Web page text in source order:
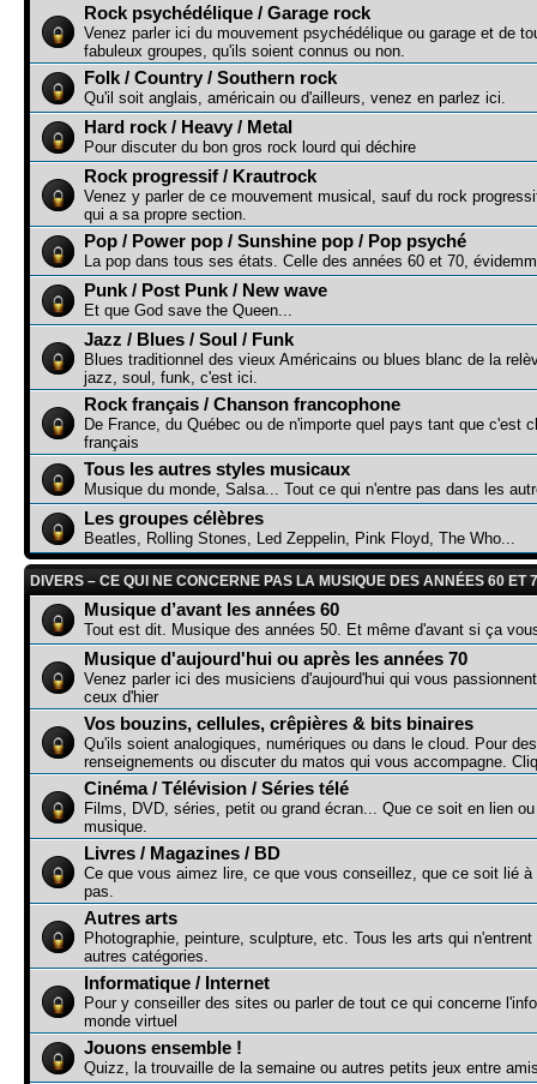
Rock psychédélique / Garage rock
Venez parler ici du mouvement psychédélique ou garage et de
fabuleux groupes, qu'ils soient connus ou non.
Folk / Country / Southern rock
Qu'il soit anglais, américain ou d'ailleurs, venez en parlez ici.
Hard rock / Heavy / Metal
Pour discuter du bon gros rock lourd qui déchire
Rock progressif / Krautrock
Venez y parler de ce mouvement musical, sauf du rock
qui a sa propre section.
Pop / Power pop / Sunshine pop / Pop psyché
La pop dans tous ses états. Celle des années 60 et 70,
Punk / Post Punk / New wave
Et que God save the Queen...
Jazz / Blues / Soul / Funk
Blues traditionnel des vieux Américains ou blues blanc de la
jazz, soul, funk, c'est ici.
Rock français / Chanson francophone
De France, du Québec ou de n'importe quel pays tant que c'est
français
Tous les autres styles musicaux
Musique du monde, Salsa... Tout ce qui n'entre pas dans les
Les groupes célèbres
Beatles, Rolling Stones, Led Zeppelin, Pink Floyd, The Who...
DIVERS – CE QUI NE CONCERNE PAS LA MUSIQUE DES ANNÉES 60 ET
Musique d’avant les années 60
Tout est dit. Musique des années 50. Et même d'avant si ça
Musique d'aujourd'hui ou après les années 70
Venez parler ici des musiciens d'aujourd'hui qui vous
ceux d'hier
Vos bouzins, cellules, crêpières & bits binaires
Qu'ils soient analogiques, numériques ou dans le cloud. Pour des
renseignements ou discuter du matos qui vous accompagne.
Cinéma / Télévision / Séries télé
Films, DVD, séries, petit ou grand écran... Que ce soit en lien
musique.
Livres / Magazines / BD
Ce que vous aimez lire, ce que vous conseillez, que ce soit lié à
pas.
Autres arts
Photographie, peinture, sculpture, etc. Tous les arts qui
autres catégories.
Informatique / Internet
Pour y conseiller des sites ou parler de tout ce qui concerne
monde virtuel
Jouons ensemble !
Quizz, la trouvaille de la semaine ou autres petits jeux entre